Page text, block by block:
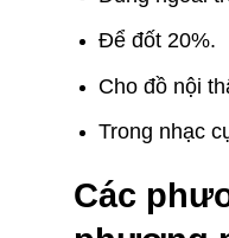
Để đốt 20%.
Cho đồ nội
Trong nhạc
Các